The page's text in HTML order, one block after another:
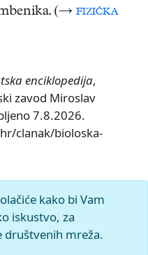
(→ fizička
enciklopedija,
zavod Miroslav
7.8.2026.
clanak/bioloska-
kako bi Vam
iskustvo, za
društvenih mreža.